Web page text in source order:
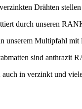
Drähten
durch unseren
unserem Multipfahl
sind anthrazit
in verzinkt und